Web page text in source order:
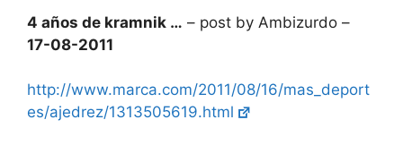
4 años de kramnik … – post by Ambizurdo –
17-08-2011
http://www.marca.com/2011/08/16/mas_deport
es/ajedrez/1313505619.html